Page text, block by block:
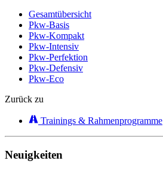
Gesamtübersicht
Pkw-Basis
Pkw-Kompakt
Pkw-Intensiv
Pkw-Perfektion
Pkw-Defensiv
Pkw-Eco
Zurück zu
Trainings & Rahmenprogramme
Neuigkeiten